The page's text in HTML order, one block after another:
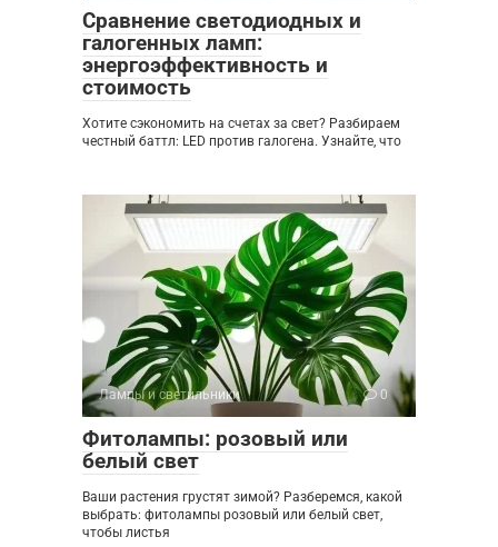
Сравнение светодиодных и
галогенных ламп:
энергоэффективность и
стоимость
Хотите сэкономить на счетах за свет? Разбираем
честный баттл: LED против галогена. Узнайте, что
Лампы и светильники 0
Фитолампы: розовый или
белый свет
Ваши растения грустят зимой? Разберемся, какой
выбрать: фитолампы розовый или белый свет,
чтобы листья